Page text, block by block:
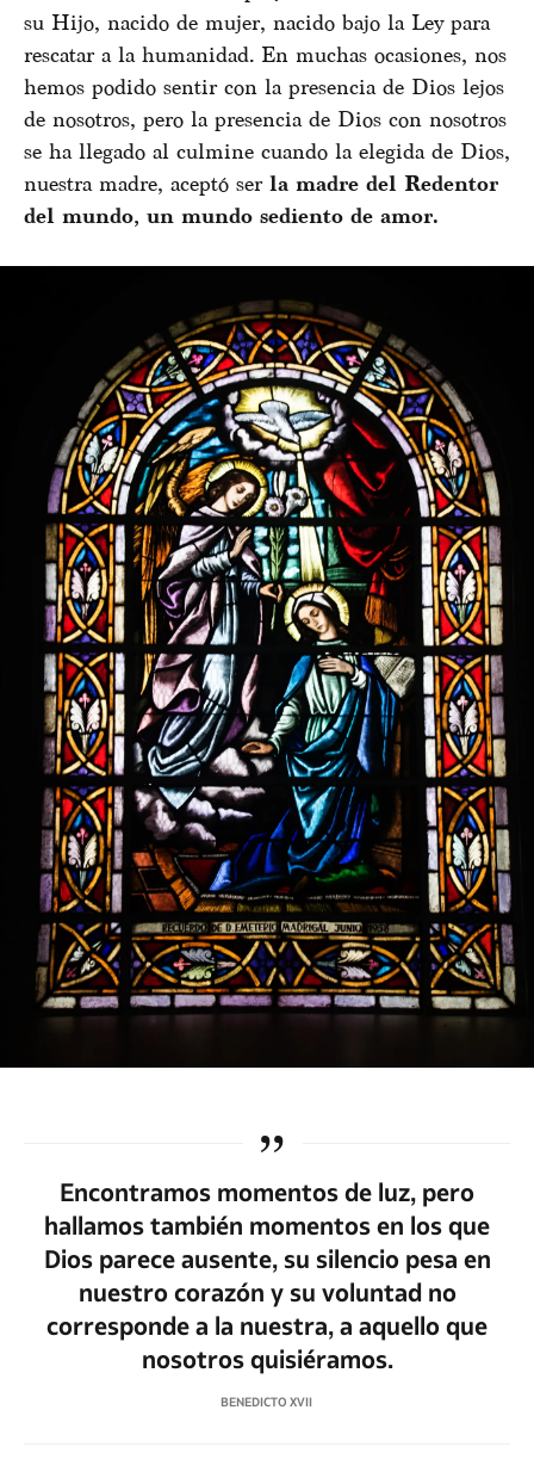
su Hijo, nacido de mujer, nacido bajo la Ley para
rescatar a la humanidad. En muchas ocasiones, nos
hemos podido sentir con la presencia de Dios lejos
de nosotros, pero la presencia de Dios con nosotros
se ha llegado al culmine cuando la elegida de Dios,
nuestra madre, aceptó ser la madre del Redentor
del mundo, un mundo sediento de amor.
Encontramos momentos de luz, pero
hallamos también momentos en los que
Dios parece ausente, su silencio pesa en
nuestro corazón y su voluntad no
corresponde a la nuestra, a aquello que
nosotros quisiéramos.
BENEDICTO XVII